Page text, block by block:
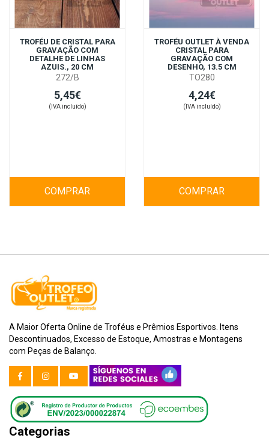
TROFÉU DE CRISTAL PARA
GRAVAÇÃO COM
DETALHE DE LINHAS
AZUIS., 20 CM
272/B
5,45€
(IVA incluído)
COMPRAR
TROFÉU OUTLET À VENDA
CRISTAL PARA
GRAVAÇÃO COM
DESENHO, 13.5 CM
TO280
4,24€
(IVA incluído)
COMPRAR
A Maior Oferta Online de Troféus e Prêmios Esportivos. Itens
Descontinuados, Excesso de Estoque, Amostras e Montagens
com Peças de Balanço.
Categorias